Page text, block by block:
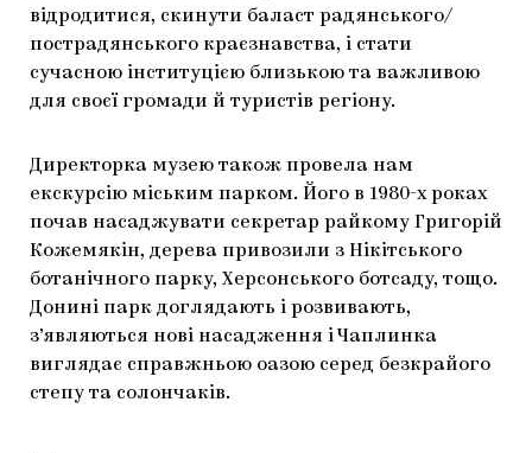
відродитися, скинути баласт радянського/
пострадянського краєзнавства, і стати
сучасною інституцією близькою та важливою
для своєї громади й туристів регіону.
Директорка музею також провела нам
екскурсію міським парком. Його в 1980-х роках
почав насаджувати секретар райкому Григорій
Кожемякін, дерева привозили з Нікітського
ботанічного парку, Херсонського ботсаду, тощо.
Донині парк доглядають і розвивають,
з’являються нові насадження і Чаплинка
виглядає справжньою оазою серед безкрайого
степу та солончаків.